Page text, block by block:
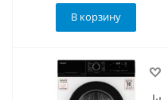
В корзину